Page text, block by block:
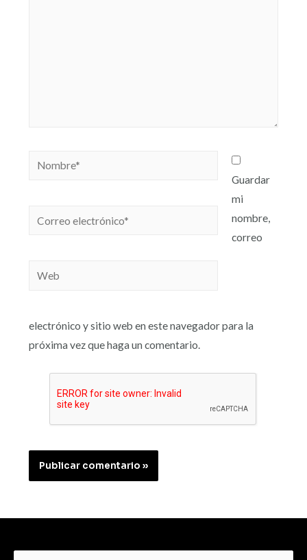
Guardar
mi
nombre,
correo
electrónico y sitio web en este navegador para la
próxima vez que haga un comentario.